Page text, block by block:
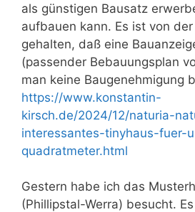
als günstigen Bausatz
aufbauen kann. Es ist von
gehalten, daß eine
(passender Bebauungsplan
man keine Baugenehmigung
https://www.konstantin-
kirsch.de/2024/12/naturia-
interessantes-tinyhaus-fuer-
quadratmeter.html
Gestern habe ich das
(Phillipstal-Werra) besucht.